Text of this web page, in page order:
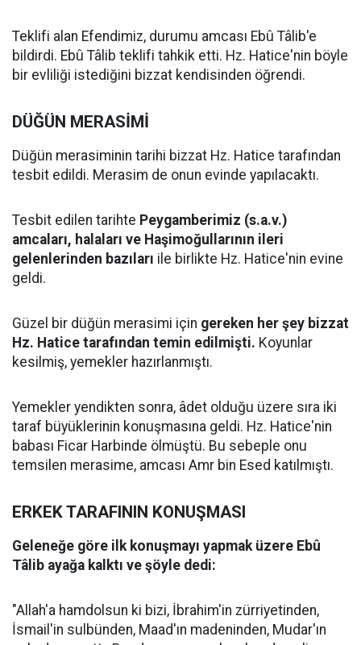
Teklifi alan Efendimiz, durumu amcası Ebû Tâlib'e
bildirdi. Ebû Tâlib teklifi tahkik etti. Hz. Hatice'nin böyle
bir evliliği istediğini bizzat kendisinden öğrendi.
DÜĞÜN MERASİMİ
Düğün merasiminin tarihi bizzat Hz. Hatice tarafından
tesbit edildi. Merasim de onun evinde yapılacaktı.
Tesbit edilen tarihte Peygamberimiz (s.a.v.)
amcaları, halaları ve Haşimoğullarının ileri
gelenlerinden bazıları ile birlikte Hz. Hatice'nin evine
geldi.
Güzel bir düğün merasimi için gereken her şey bizzat
Hz. Hatice tarafından temin edilmişti. Koyunlar
kesilmiş, yemekler hazırlanmıştı.
Yemekler yendikten sonra, âdet olduğu üzere sıra iki
taraf büyüklerinin konuşmasına geldi. Hz. Hatice'nin
babası Ficar Harbinde ölmüştü. Bu sebeple onu
temsilen merasime, amcası Amr bin Esed katılmıştı.
ERKEK TARAFININ KONUŞMASI
Geleneğe göre ilk konuşmayı yapmak üzere Ebû
Tâlib ayağa kalktı ve şöyle dedi:
"Allah'a hamdolsun ki bizi, İbrahim'in zürriyetinden,
İsmail'in sulbünden, Maad'ın madeninden, Mudar'ın